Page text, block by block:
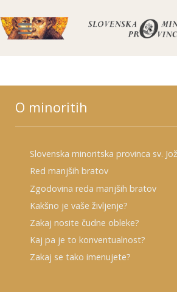
O minoritih
Slovenska minoritska provinca sv.
Red manjših bratov
Zgodovina reda manjših bratov
Kakšno je vaše življenje?
Zakaj nosite čudne obleke?
Kaj pa je to konventualnost?
Zakaj se tako imenujete?